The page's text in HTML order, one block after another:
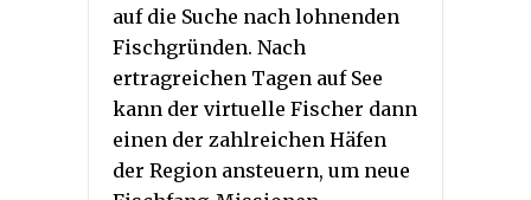
auf die Suche nach lohnenden
Fischgründen. Nach
ertragreichen Tagen auf See
kann der virtuelle Fischer dann
einen der zahlreichen Häfen
der Region ansteuern, um neue